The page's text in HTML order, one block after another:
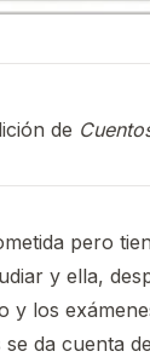
de
pero
y ella,
y los
da cuenta